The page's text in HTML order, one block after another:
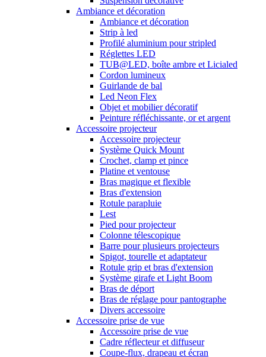
Ambiance et décoration
Ambiance et décoration
Strip à led
Profilé aluminium pour stripled
Réglettes LED
TUB@LED, boîte ambre et Licialed
Cordon lumineux
Guirlande de bal
Led Neon Flex
Objet et mobilier décoratif
Peinture réfléchissante, or et argent
Accessoire projecteur
Accessoire projecteur
Système Quick Mount
Crochet, clamp et pince
Platine et ventouse
Bras magique et flexible
Bras d'extension
Rotule parapluie
Lest
Pied pour projecteur
Colonne télescopique
Barre pour plusieurs projecteurs
Spigot, tourelle et adaptateur
Rotule grip et bras d'extension
Système girafe et Light Boom
Bras de déport
Bras de réglage pour pantographe
Divers accessoire
Accessoire prise de vue
Accessoire prise de vue
Cadre réflecteur et diffuseur
Coupe-flux, drapeau et écran